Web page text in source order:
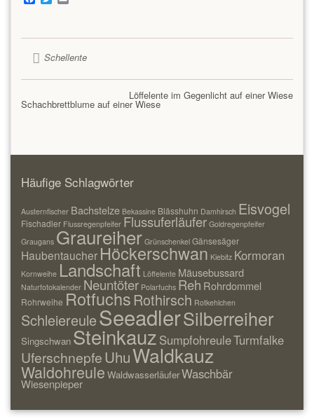
Schellente
Löffelente im Gegenlicht auf einer Wiese
Schachbrettblume auf einer Wiese
Häufige Schlagwörter
Austernfischer Bachstelze Bekassine Blässhuhn Damhirsch Eisvogel
Fischadler Flussregenpfeifer Flussuferläufer Goldregenpfeifer
Graugans Graureiher Grünschenkel Gänsesäger
Haubentaucher Höckerschwan Kiebitz Kormoran
Kornweihe Landschaft Löffelente Mäusebussard
Naturfotokalender Neuntöter Polarfuchs Reh Rohrdommel
Rohrweihe Rotfuchs Rothirsch Rotkehlchen
SchleiereuleSeeadlerSilberreiher
Singschwan Steinkauz SumpfohreuleTurmfalke
UferschnepfeUhuWaldkauz
Waldohreule WaldwasserläuferWaschbär
Wiesenpieper